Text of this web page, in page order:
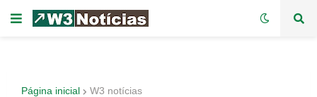
Página inicial W3 notícias